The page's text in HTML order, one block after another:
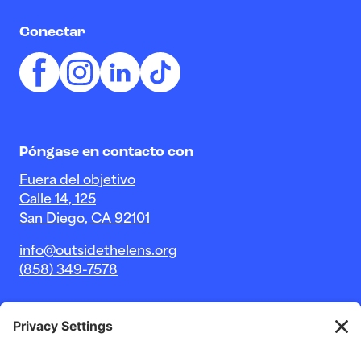
Conectar
Póngase en contacto con
Fuera del objetivo
Calle 14, 125
San Diego, CA 92101
info@outsidethelens.org
(858) 349-7578